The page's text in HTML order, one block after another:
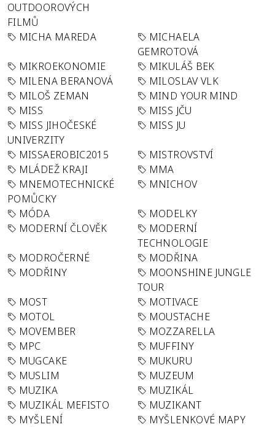
OUTDOOROVÝCH
FILMŮ
MICHA MAREDA
MICHAELA
GEMROTOVÁ
MIKROEKONOMIE
MIKULÁŠ BEK
MILENA BERANOVÁ
MILOSLAV VLK
MILOŠ ZEMAN
MIND YOUR MIND
MISS
MISS JČU
MISS JIHOČESKÉ
UNIVERZITY
MISS JU
MISSAEROBIC2015
MISTROVSTVÍ
MLÁDEŽ KRAJI
MMA
MNEMOTECHNICKÉ
POMŮCKY
MNICHOV
MÓDA
MODELKY
MODERNÍ ČLOVĚK
MODERNÍ
TECHNOLOGIE
MODROČERNÉ
MODŘINA
MODŘINY
MOONSHINE JUNGLE
TOUR
MOST
MOTIVACE
MOTOL
MOUSTACHE
MOVEMBER
MOZZARELLA
MPC
MUFFINY
MUGCAKE
MUKURU
MUSLIM
MUZEUM
MUZIKA
MUZIKÁL
MUZIKÁL MEFISTO
MUZIKANT
MYŠLENÍ
MYŠLENKOVÉ MAPY